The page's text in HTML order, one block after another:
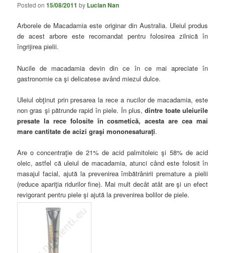
Posted on15/08/2011 by Lucian Nan
Arborele de Macadamia este originar din Australia. Uleiul produs
de acest arbore este recomandat pentru folosirea zilnică în
îngrijirea pielii.
Nucile de macadamia devin din ce în ce mai apreciate în
gastronomie ca şi delicatese având miezul dulce.
Uleiul obţinut prin presarea la rece a nucilor de macadamia, este
non gras şi pătrunde rapid în piele. În plus,dintre toate uleiurile
presate la rece folosite în cosmetică, acestaare cea mai
mare cantitate de acizi graşi mononesaturaţi.
Are o concentraţie de 21% de acid palmitoleic şi 58% de acid
oleic, astfel că uleiul de macadamia, atunci când este folosit în
masajul facial, ajută la prevenirea îmbătrânirii premature a pielii
(reduce apariţia ridurilor fine). Mai mult decât atât are şi un efect
revigorant pentru piele şi ajută la prevenirea bolilor de piele.